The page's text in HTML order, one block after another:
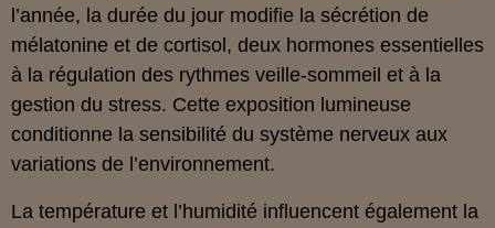
l’année, la durée du jour modifie la sécrétion de
mélatonine et de cortisol, deux hormones essentielles
à la régulation des rythmes veille-sommeil et à la
gestion du stress. Cette exposition lumineuse
conditionne la sensibilité du système nerveux aux
variations de l’environnement.
La température et l’humidité influencent également la